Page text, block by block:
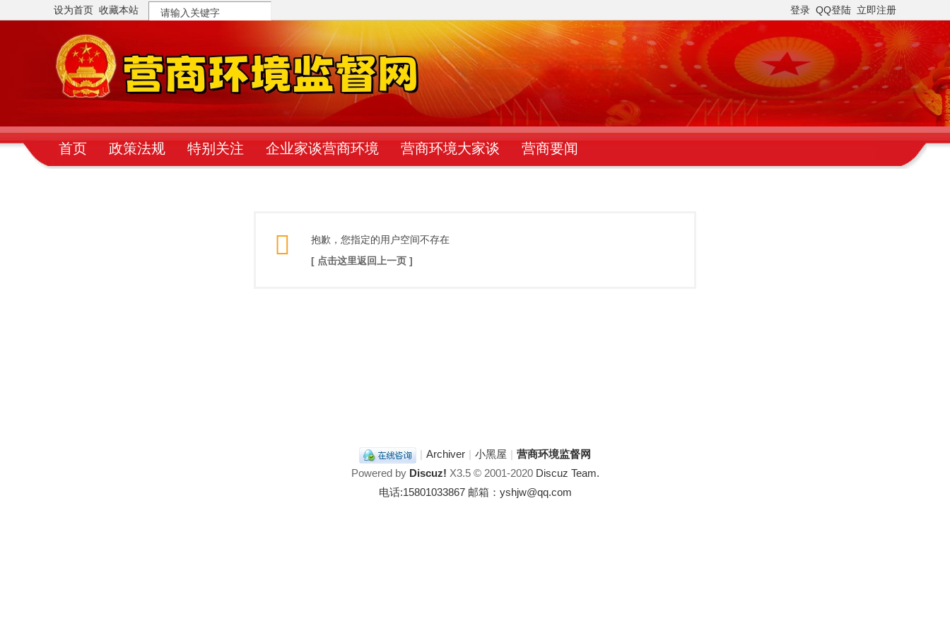
设为首页 收藏本站
搜
索
登录 QQ登陆 立即注册
首页 政策法规 特别关注 企业家谈营商环境 营商环境大家谈 营商要闻
抱歉，您指定的用户空间不存在
[ 点击这里返回上一页 ]
| Archiver | 小黑屋 | 营商环境监督网
Powered by Discuz! X3.5© 2001-2020 Discuz Team.
电话:15801033867 邮箱：yshjw@qq.com